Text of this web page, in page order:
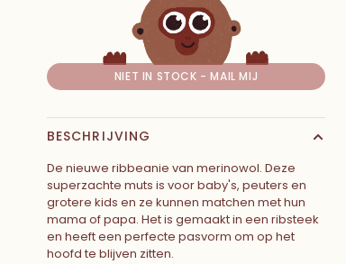
NIET IN STOCK - MAIL MIJ
BESCHRIJVING
De nieuwe ribbeanie van merinowol. Deze
superzachte muts is voor baby's, peuters en
grotere kids en ze kunnen matchen met hun
mama of papa. Het is gemaakt in een ribsteek
en heeft een perfecte pasvorm om op het
hoofd te blijven zitten.